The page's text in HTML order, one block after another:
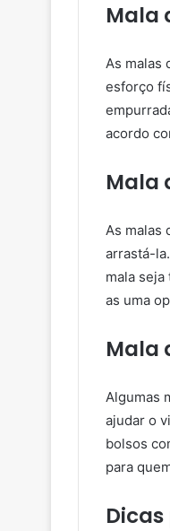
Mala
As malas
esforço
acordo
Mala
As malas
arrastá-
mala
as uma
Mala
Algumas
ajudar o
bolsos
para